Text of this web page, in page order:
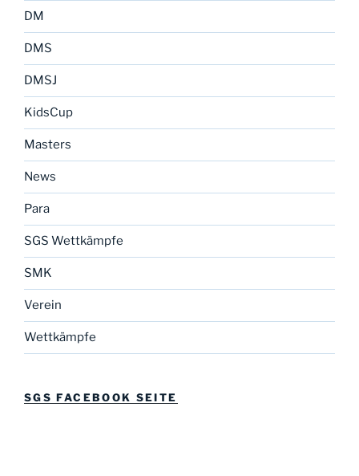
DM
DMS
DMSJ
KidsCup
Masters
News
Para
SGS Wettkämpfe
SMK
Verein
Wettkämpfe
SGS FACEBOOK SEITE